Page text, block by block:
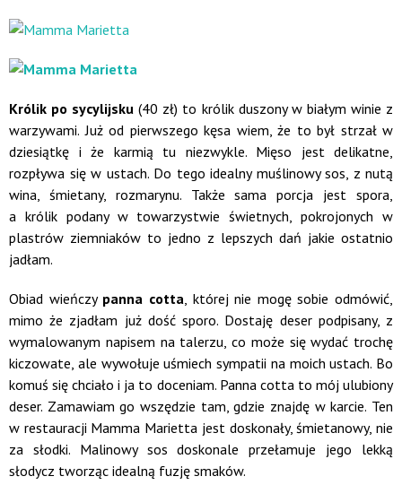
Królik po sycylijsku (40 zł) to królik duszony w białym winie z
warzywami. Już od pierwszego kęsa wiem, że to był strzał w
dziesiątkę i że karmią tu niezwykle. Mięso jest delikatne,
rozpływa się w ustach. Do tego idealny muślinowy sos, z nutą
wina, śmietany, rozmarynu. Także sama porcja jest spora,
a królik podany w towarzystwie świetnych, pokrojonych w
plastrów ziemniaków to jedno z lepszych dań jakie ostatnio
jadłam.
Obiad wieńczy panna cotta, której nie mogę sobie odmówić,
mimo że zjadłam już dość sporo. Dostaję deser podpisany, z
wymalowanym napisem na talerzu, co może się wydać trochę
kiczowate, ale wywołuje uśmiech sympatii na moich ustach. Bo
komuś się chciało i ja to doceniam. Panna cotta to mój ulubiony
deser. Zamawiam go wszędzie tam, gdzie znajdę w karcie. Ten
w restauracji Mamma Marietta jest doskonały, śmietanowy, nie
za słodki. Malinowy sos doskonale przełamuje jego lekką
słodycz tworząc idealną fuzję smaków.